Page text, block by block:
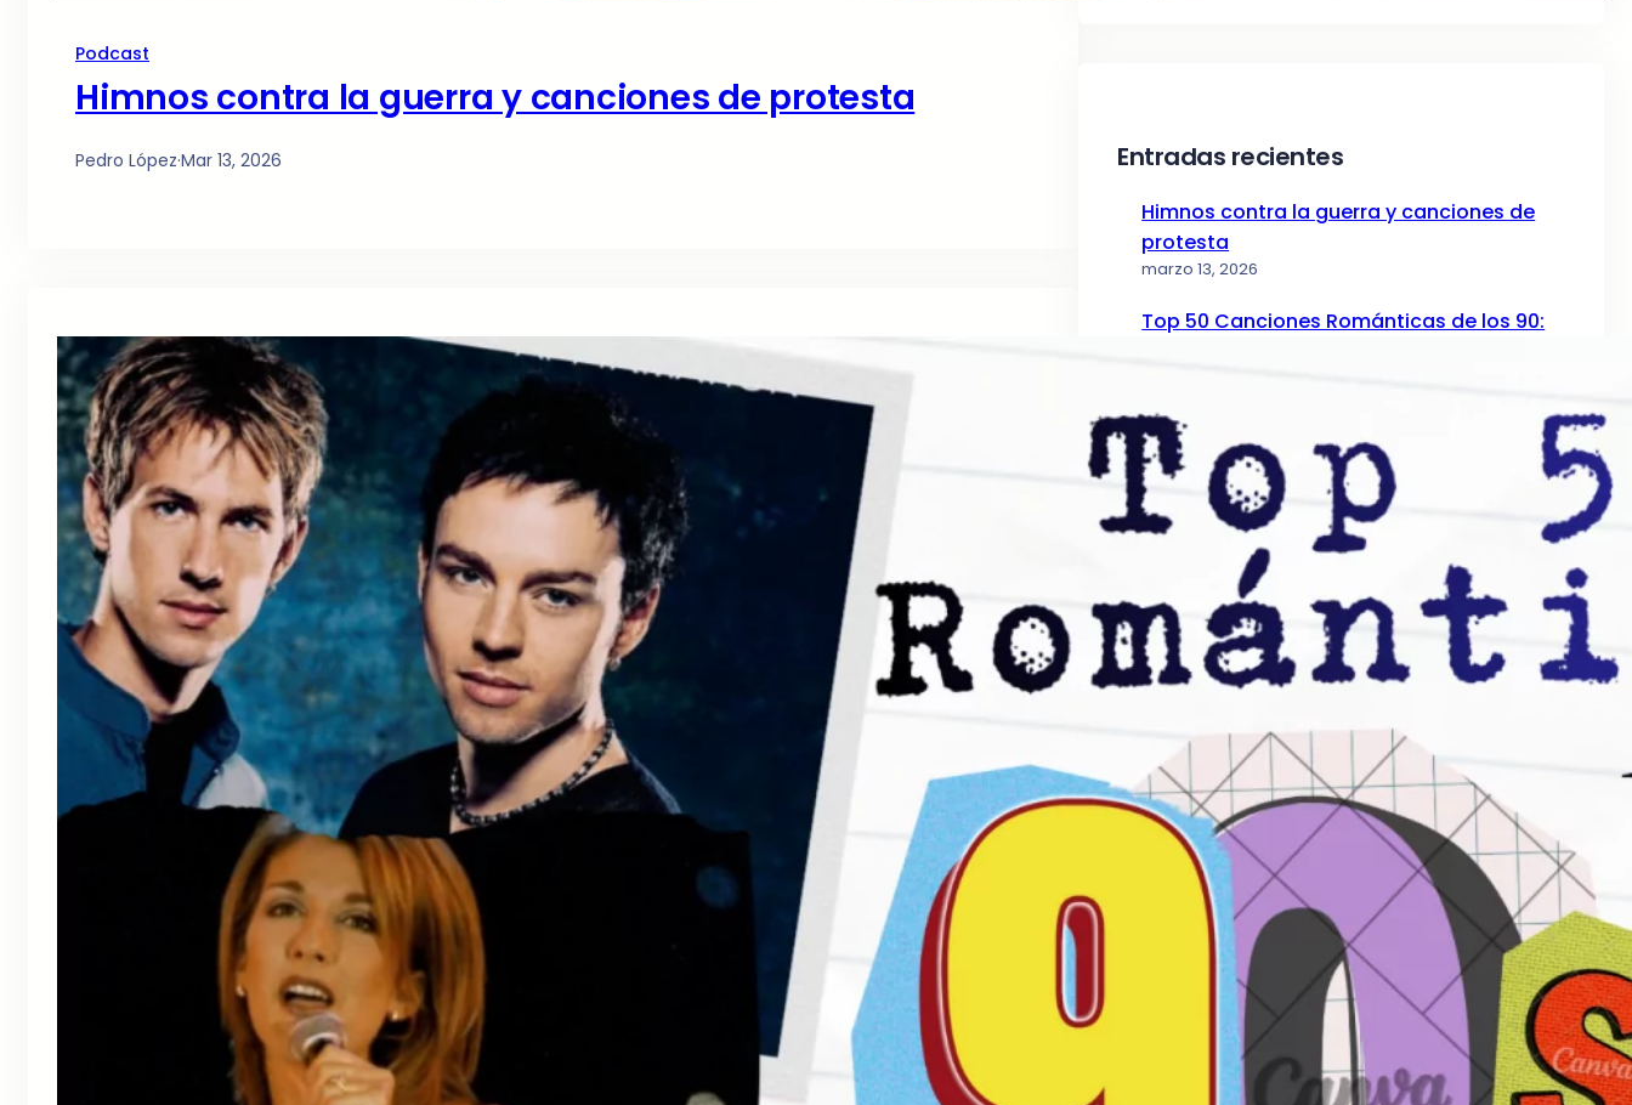
Podcast
Himnos contra la guerra y canciones de protesta
Pedro López·Mar 13, 2026 Entradas recientes
Himnos contra la guerra y canciones de
protesta
marzo 13, 2026
Top 50 Canciones Románticas de los 90:
Top 50 Canciones Románticas de los 80: El
Ranking Definitivo
mayo 12, 2025
Top 50 Canciones Románticas de los 70:
La Era Dorada
abril 5, 2025
Los 20 Mejores Dúos Musicales de la
Historia: Éxitos e Historias
Archivo
marzo 2026
diciembre 2025
mayo 2025
septiembre 2024